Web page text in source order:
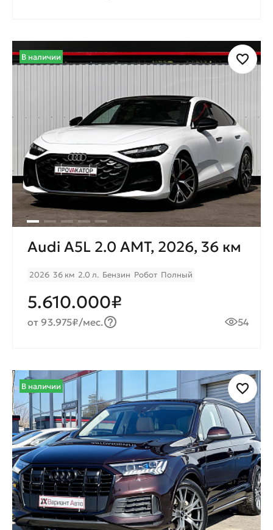
В наличии
Audi A5L 2.0 AMT, 2026, 36 км
2026 36 км 2.0 л. Бензин Робот Полный
5.610.000₽
от 93.975₽/мес. 54
В наличии